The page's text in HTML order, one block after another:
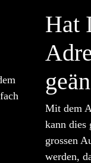
Hat
Mit dem
kann dies
grossen
werden,